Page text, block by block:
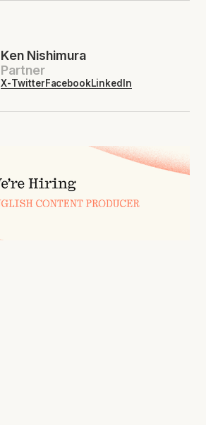
Ken Nishimura
Partner
X-TwitterFacebookLinkedIn